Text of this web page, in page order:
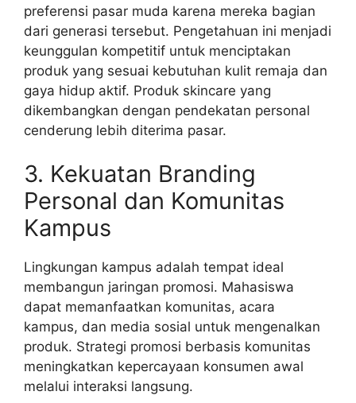
preferensi pasar muda karena mereka bagian
dari generasi tersebut. Pengetahuan ini menjadi
keunggulan kompetitif untuk menciptakan
produk yang sesuai kebutuhan kulit remaja dan
gaya hidup aktif. Produk skincare yang
dikembangkan dengan pendekatan personal
cenderung lebih diterima pasar.
3. Kekuatan Branding
Personal dan Komunitas
Kampus
Lingkungan kampus adalah tempat ideal
membangun jaringan promosi. Mahasiswa
dapat memanfaatkan komunitas, acara
kampus, dan media sosial untuk mengenalkan
produk. Strategi promosi berbasis komunitas
meningkatkan kepercayaan konsumen awal
melalui interaksi langsung.